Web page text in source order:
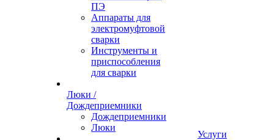
ПЭ
Аппараты для
электромуфтовой
сварки
Инструменты и
приспособления
для сварки
Люки /
Дождеприемники
Дождеприемники
Люки
Услуги